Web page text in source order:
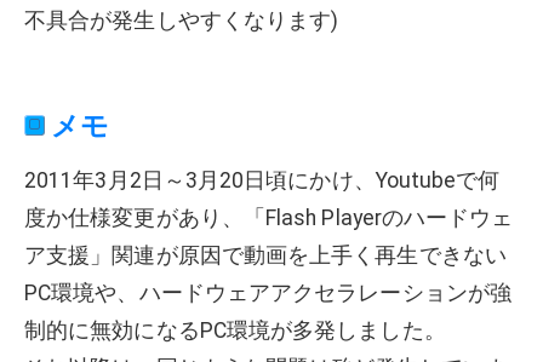
不具合が発生しやすくなります)
メモ
2011年3月2日～3月20日頃にかけ、Youtubeで何
度か仕様変更があり、「Flash Playerのハードウェ
ア支援」関連が原因で動画を上手く再生できない
PC環境や、ハードウェアアクセラレーションが強
制的に無効になるPC環境が多発しました。